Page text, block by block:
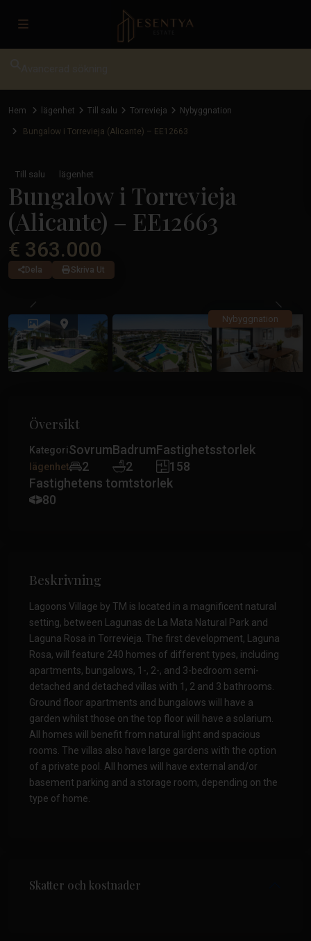
Hem lägenhet Till salu Torrevieja Nybyggnation
Bungalow i Torrevieja (Alicante) – EE12663
Till salu lägenhet
Bungalow i Torrevieja
(Alicante) – EE12663
€ 363.000
Dela Skriva Ut
Nybyggnation
Tidigare
Översikt
Kategori
lägenhet
Sovrum
2
Badrum
2
Fastighetsstorlek
158
Fastighetens tomtstorlek
80
Beskrivning
Lagoons Village by TM is located in a magnificent natural
setting, between Lagunas de La Mata Natural Park and
Laguna Rosa in Torrevieja. The first development, Laguna
Rosa, will feature 240 homes of different types, including
apartments, bungalows, 1-, 2-, and 3-bedroom semi-
detached and detached villas with 1, 2 and 3 bathrooms.
Ground floor apartments and bungalows will have a
garden whilst those on the top floor will have a solarium.
All homes will benefit from natural light and spacious
rooms. The villas also have large gardens with the option
of a private pool. All homes will have external and/or
basement parking and a storage room, depending on the
type of home.
Skatter och kostnader